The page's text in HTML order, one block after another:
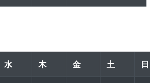
水 木 金 土 日